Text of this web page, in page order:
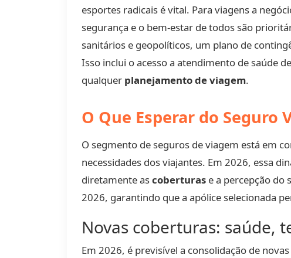
esportes radicais é vital. Para viagens a
segurança e o bem-estar de todos são
sanitários e geopolíticos, um plano de
Isso inclui o acesso a atendimento de saúde
qualquer planejamento de viagem.
O Que Esperar do Seguro
O segmento de seguros de viagem está em
necessidades dos viajantes. Em 2026, essa
diretamente ascoberturas e a percepção do
2026, garantindo que a apólice selecionada
Novas coberturas: saúde,
Em 2026, é previsível a consolidação de